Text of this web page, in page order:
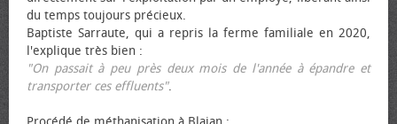
du temps toujours précieux.
Baptiste Sarraute, qui a repris la ferme familiale en 2020,
l'explique très bien :
"On passait à peu près deux mois de l'année à épandre et
transporter ces effluents".